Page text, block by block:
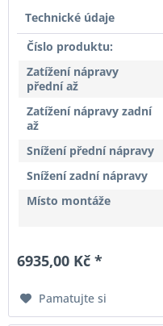
Technické údaje
Číslo produktu:
Zatížení nápravy
přední až
Zatížení nápravy zadní
až
Snížení přední nápravy
Snížení zadní nápravy
Místo montáže
6935,00 Kč *
Pamatujte si